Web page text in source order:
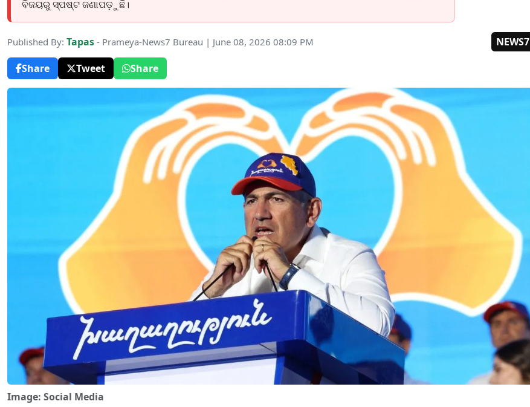
ବିଜୟରୁ ସ୍ପଷ୍ଟ ଜଣାପଡ଼ୁଛି।
Published By: Tapas - Prameya-News7 Bureau | June 08, 2026 08:09 PM
NEWS7
Share
Tweet Share
Image: Social Media